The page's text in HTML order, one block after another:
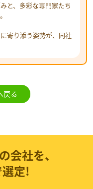
と、多彩な専門家たち
寄り添う姿勢が、同社
戻る
会社を、
定!